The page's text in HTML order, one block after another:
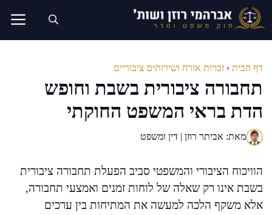
לדלג
לתוכן
דף הבית › זכויות אזרח ושירותים ציבוריים
תחבורה ציבורית בשבת וחופש
הדת בראי המשפט החוקתי
מאת: אביתר רוזן | דין ומשפט
הוויכוח הציבורי והמשפטי סביב הפעלת תחבורה ציבורית
בשבת אינו רק שאלה של לוחות זמנים ואמצעי תחבורה,
אלא משקף הלכה למעשה את המתיחות בין ערכים